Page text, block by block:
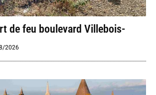
de feu boulevard Villebois-
2026